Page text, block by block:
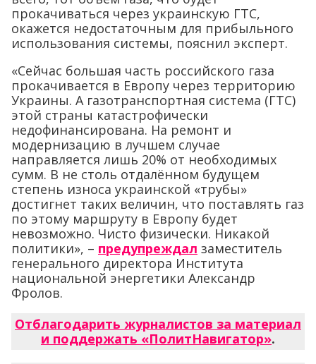
прокачиваться через украинскую ГТС,
окажется недостаточным для прибыльного
использования системы, пояснил эксперт.
«Сейчас большая часть российского газа
прокачивается в Европу через территорию
Украины. А газотранспортная система (ГТС)
этой страны катастрофически
недофинансирована. На ремонт и
модернизацию в лучшем случае
направляется лишь 20% от необходимых
сумм. В не столь отдалённом будущем
степень износа украинской «трубы»
достигнет таких величин, что поставлять газ
по этому маршруту в Европу будет
невозможно. Чисто физически. Никакой
политики», – предупреждал заместитель
генерального директора Института
национальной энергетики Александр
Фролов.
Отблагодарить журналистов за материал
и поддержать «ПолитНавигатор».